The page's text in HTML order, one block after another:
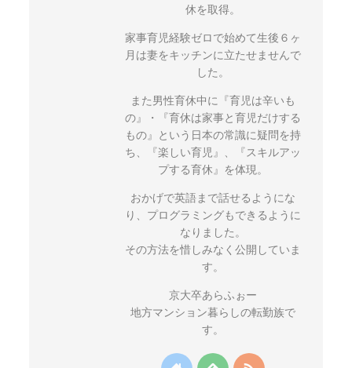
休を取得。
家事育児経験ゼロで始めて生後６ヶ
月は妻をキッチンに立たせませんで
した。
また男性育休中に『育児は辛いも
の』・『育休は家事と育児だけする
もの』という日本の常識に疑問を持
ち、『楽しい育児』、『スキルアッ
プする育休』を体現。
おかげで英語まで話せるようにな
り、プログラミングもできるように
なりました。
その方法を惜しみなく公開していま
す。
京大卒あらふぉー
地方マンション暮らしの転勤族で
す。